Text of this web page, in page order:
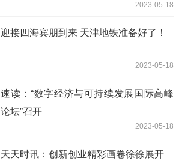
2023-05-18
迎接四海宾朋到来 天津地铁准备好了！
2023-05-18
速读：“数字经济与可持续发展国际高峰
论坛”召开
2023-05-18
天天时讯：创新创业精彩画卷徐徐展开